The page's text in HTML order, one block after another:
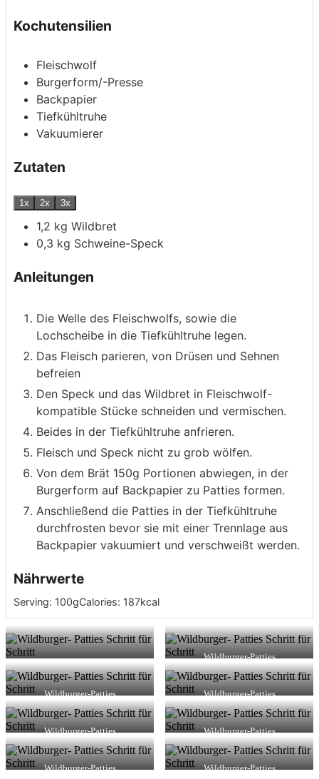
Kochutensilien
Fleischwolf
Burgerform/-Presse
Backpapier
Tiefkühltruhe
Vakuumierer
Zutaten
1x 2x 3x
1,2 kg Wildbret
0,3 kg Schweine-Speck
Anleitungen
Die Welle des Fleischwolfs, sowie die
Lochscheibe in die Tiefkühltruhe legen.
Das Fleisch parieren, von Drüsen und Sehnen
befreien
Den Speck und das Wildbret in Fleischwolf-
kompatible Stücke schneiden und vermischen.
Beides in der Tiefkühltruhe anfrieren.
Fleisch und Speck nicht zu grob wölfen.
Von dem Brät 150g Portionen abwiegen, in der
Burgerform auf Backpapier zu Patties formen.
Anschließend die Patties in der Tiefkühltruhe
durchfrosten bevor sie mit einer Trennlage aus
Backpapier vakuumiert und verschweißt werden.
Nährwerte
Serving: 100gCalories: 187kcal
Wildburger-Patties
Das vorbereitete Material
Wildburger-Patties
Das angefrostete Fleisch
Wildburger-Patties
Der Fleischwolf im Einsatz
Wildburger-Patties
Das Wildbret-Brät
Wildburger-Patties
Die Portionen werden abgewogen
Wildburger-Patties
Die Patty-Form auf Backpapier
Wildburger-Patties
Wildburger-Patties